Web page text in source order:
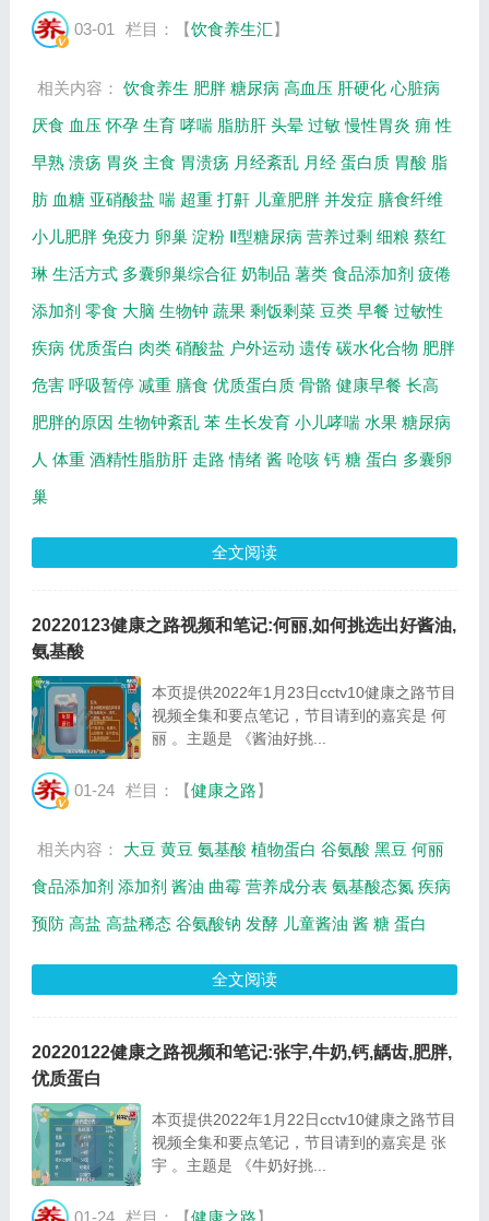
关内容，百年养生网提供视频全集的在线观看
03-01 栏目：【饮食养生汇】
相关内容： 饮食养生 肥胖 糖尿病 高血压 肝硬化 心脏病
厌食 血压 怀孕 生育 哮喘 脂肪肝 头晕 过敏 慢性胃炎 痈 性
早熟 溃疡 胃炎 主食 胃溃疡 月经紊乱 月经 蛋白质 胃酸 脂
肪 血糖 亚硝酸盐 喘 超重 打鼾 儿童肥胖 并发症 膳食纤维
小儿肥胖 免疫力 卵巢 淀粉 Ⅱ型糖尿病 营养过剩 细粮 蔡红
琳 生活方式 多囊卵巢综合征 奶制品 薯类 食品添加剂 疲倦
添加剂 零食 大脑 生物钟 蔬果 剩饭剩菜 豆类 早餐 过敏性
疾病 优质蛋白 肉类 硝酸盐 户外运动 遗传 碳水化合物 肥胖
危害 呼吸暂停 减重 膳食 优质蛋白质 骨骼 健康早餐 长高
肥胖的原因 生物钟紊乱 苯 生长发育 小儿哮喘 水果 糖尿病
人 体重 酒精性脂肪肝 走路 情绪 酱 呛咳 钙 糖 蛋白 多囊卵
巢
全文阅读
20220123健康之路视频和笔记:何丽,如何挑选出好酱油,
氨基酸
本页提供2022年1月23日cctv10健康之路节目
视频全集和要点笔记，节目请到的嘉宾是 何
丽 。主题是 《酱油好挑...
01-24 栏目：【健康之路】
相关内容： 大豆 黄豆 氨基酸 植物蛋白 谷氨酸 黑豆 何丽
食品添加剂 添加剂 酱油 曲霉 营养成分表 氨基酸态氮 疾病
预防 高盐 高盐稀态 谷氨酸钠 发酵 儿童酱油 酱 糖 蛋白
全文阅读
20220122健康之路视频和笔记:张宇,牛奶,钙,龋齿,肥胖,
优质蛋白
本页提供2022年1月22日cctv10健康之路节目
视频全集和要点笔记，节目请到的嘉宾是 张
宇 。主题是 《牛奶好挑...
01-24 栏目：【健康之路】